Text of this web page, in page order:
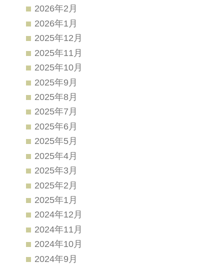
2026年2月
2026年1月
2025年12月
2025年11月
2025年10月
2025年9月
2025年8月
2025年7月
2025年6月
2025年5月
2025年4月
2025年3月
2025年2月
2025年1月
2024年12月
2024年11月
2024年10月
2024年9月